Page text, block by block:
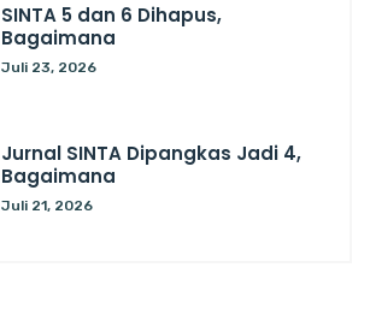
SINTA 5 dan 6 Dihapus,
Bagaimana
Juli 23, 2026
Jurnal SINTA Dipangkas Jadi 4,
Bagaimana
Juli 21, 2026